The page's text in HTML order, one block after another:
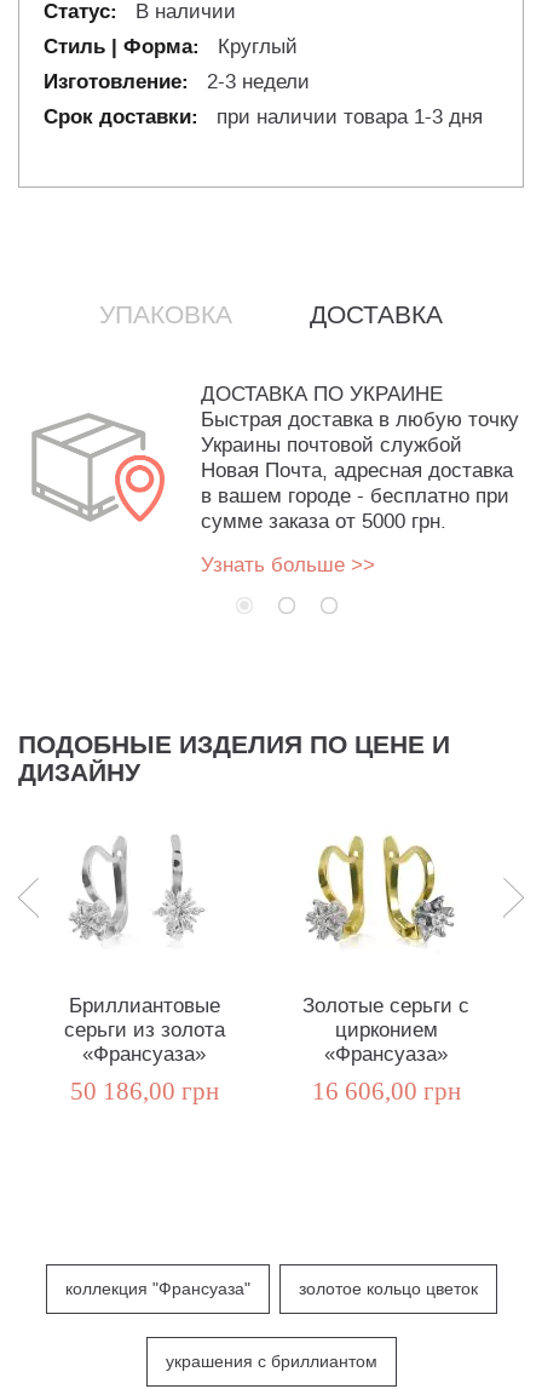
В наличии
Круглый
2-3 недели
при наличии товара 1-3 дня
УПАКОВКА ДОСТАВКА
ДОСТАВКА ПО УКРАИНЕ
Быстрая доставка в любую точку
Украины почтовой службой
Новая Почта, адресная доставка
в вашем городе - бесплатно при
сумме заказа от 5000 грн.
Узнать больше >>
ПОДОБНЫЕ ИЗДЕЛИЯ ПО ЦЕНЕ И
ДИЗАЙНУ
Бриллиантовые
серьги из золота
«Франсуаза»
50 186,00 грн
Золотые серьги с
цирконием
«Франсуаза»
16 606,00 грн
коллекция "Франсуаза" золотое кольцо цветок
украшения с бриллиантом